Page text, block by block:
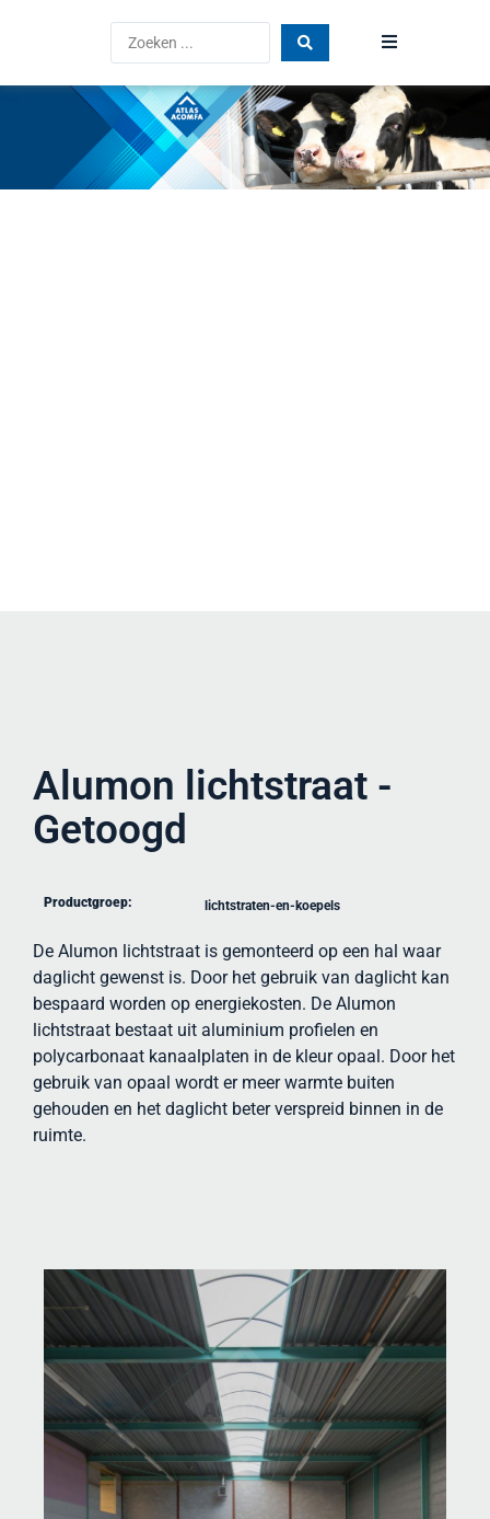
Home
Producten
Alumon lichtstraat -
Getoogd
Productgroep: lichtstraten-en-koepels
De Alumon lichtstraat is gemonteerd op een hal waar
daglicht gewenst is. Door het gebruik van daglicht kan
bespaard worden op energiekosten. De Alumon
lichtstraat bestaat uit aluminium profielen en
polycarbonaat kanaalplaten in de kleur opaal. Door het
gebruik van opaal wordt er meer warmte buiten
gehouden en het daglicht beter verspreid binnen in de
ruimte.